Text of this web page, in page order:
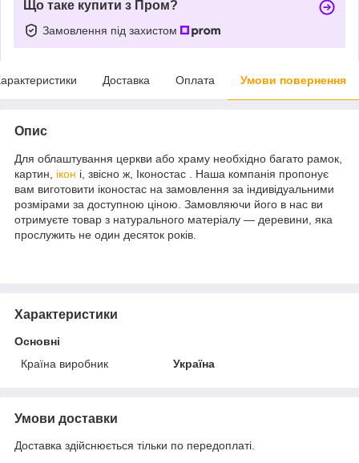
Що таке купити з Пром?
Замовлення під захистом
Доставка Оплата Умови повернення
Опис
Для облаштування церкви або храму необхідно багато рамок,
картин, ікон і, звісно ж, Іконостас . Наша компанія пропонує
вам виготовити іконостас на замовлення за індивідуальними
розмірами за доступною ціною. Замовляючи його в нас ви
отримуєте товар з натурального матеріалу — деревини, яка
прослужить не один десяток років.
Характеристики
Основні
Країна виробник
Україна
Умови доставки
Доставка здійснюється тільки по передоплаті.